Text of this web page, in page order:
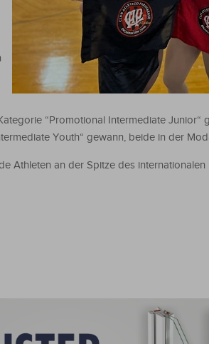
“Promotional Intermediate Junior“
Youth“ gewann, beide in der
Athleten an der Spitze des internationalen